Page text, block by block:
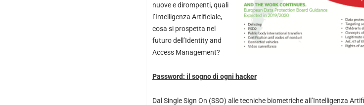
nuove e dirompenti, quali
l’Intelligenza Artificiale,
cosa si prospetta nel
futuro dell’Identity and
Access Management?
Password: il sogno di ogni hacker
Dal Single Sign On (SSO) alle tecniche biometriche all’Intelligenza